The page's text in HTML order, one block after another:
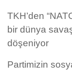
TKH’den
bir dünya
döşeniyor
Partimizin